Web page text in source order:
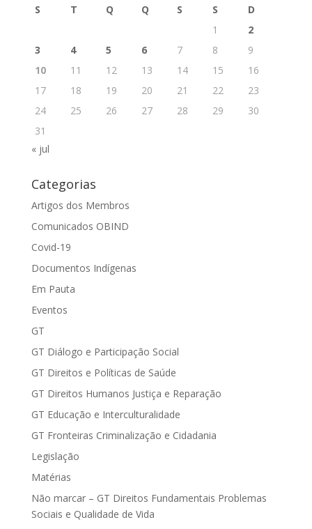
S T Q Q S S
D
1
2
3
4 5 6 7 8
9
10
11 12 13 14 15
16
17
18 19 20 21 22
23
24
25 26 27 28 29
30
31
« jul
Categorias
Artigos dos Membros
Comunicados OBIND
Covid-19
Documentos Indígenas
Em Pauta
Eventos
GT
GT Diálogo e Participação Social
GT Direitos e Políticas de Saúde
GT Direitos Humanos Justiça e Reparação
GT Educação e Interculturalidade
GT Fronteiras Criminalização e Cidadania
Legislação
Matérias
Não marcar – GT Direitos Fundamentais Problemas
Sociais e Qualidade de Vida